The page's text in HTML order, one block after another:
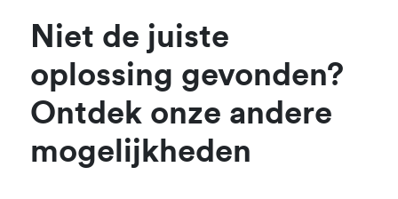
Niet de juiste
oplossing gevonden?
Ontdek onze andere
mogelijkheden